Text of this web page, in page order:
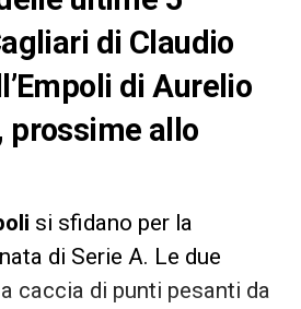
di Claudio
di Aurelio
prossime allo
si sfidano per la
di Serie A. Le due
caccia di punti pesanti da